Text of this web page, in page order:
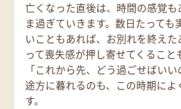
亡くなった直後は、時間の感覚も
ま過ぎていきます。数日たっても
いこともあれば、お別れを終えた
って喪失感が押し寄せてくること
「これから先、どう過ごせばい
途方に暮れるのも、この時期によ
す。